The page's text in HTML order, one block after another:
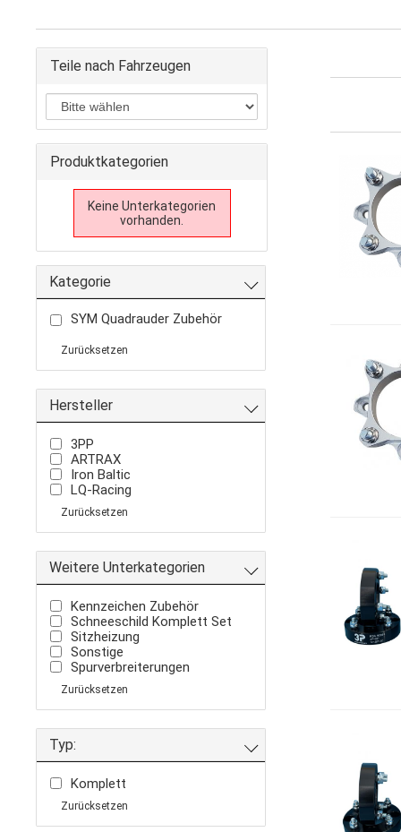
Teile nach Fahrzeugen
Produktkategorien
Keine Unterkategorien
vorhanden.
Kategorie
SYM Quadrauder Zubehör
Zurücksetzen
Hersteller
3PP
ARTRAX
Iron Baltic
LQ-Racing
Zurücksetzen
Weitere Unterkategorien
Kennzeichen Zubehör
Schneeschild Komplett Set
Sitzheizung
Sonstige
Spurverbreiterungen
Zurücksetzen
Typ:
Komplett
Zurücksetzen